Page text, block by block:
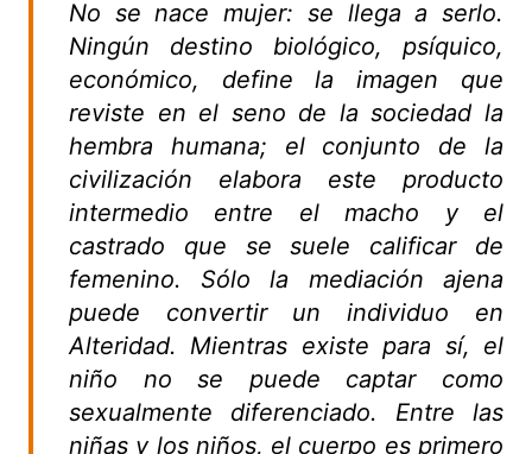
No se nace mujer: se llega a serlo.
Ningún destino biológico, psíquico,
económico, define la imagen que
reviste en el seno de la sociedad la
hembra humana; el conjunto de la
civilización elabora este producto
intermedio entre el macho y el
castrado que se suele calificar de
femenino. Sólo la mediación ajena
puede convertir un individuo en
Alteridad. Mientras existe para sí, el
niño no se puede captar como
sexualmente diferenciado. Entre las
niñas y los niños, el cuerpo es primero